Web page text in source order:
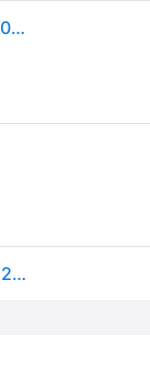
Bosch professional gdr 18v-200 accu slagschroevendraaier 200nm 18v basic body in l-boxx - 06019j2106
Bosch Professional GDR 18V-200 Accu slagschroevendraaier 200Nm 18V Basic Body in L-Boxx - 06019J2106